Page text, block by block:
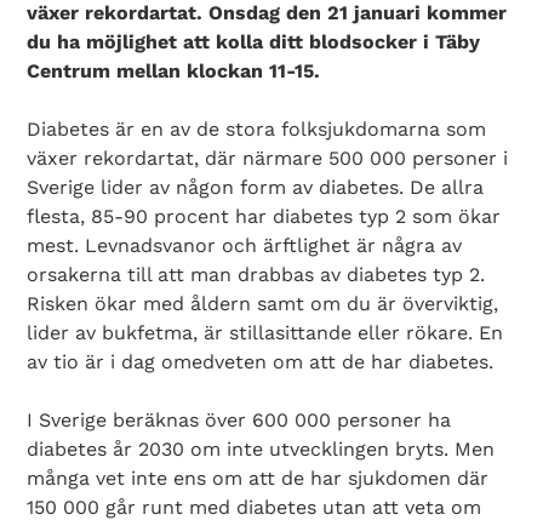
Search Diabetes Wellness Sverige
växer rekordartat. Onsdag den 21 januari kommer
du ha möjlighet att kolla ditt blodsocker i Täby
Centrum mellan klockan 11-15.
Diabetes är en av de stora folksjukdomarna som
växer rekordartat, där närmare 500 000 personer i
Sverige lider av någon form av diabetes. De allra
flesta, 85-90 procent har diabetes typ 2 som ökar
mest. Levnadsvanor och ärftlighet är några av
orsakerna till att man drabbas av diabetes typ 2.
Risken ökar med åldern samt om du är överviktig,
lider av bukfetma, är stillasittande eller rökare. En
av tio är i dag omedveten om att de har diabetes.
I Sverige beräknas över 600 000 personer ha
diabetes år 2030 om inte utvecklingen bryts. Men
många vet inte ens om att de har sjukdomen där
150 000 går runt med diabetes utan att veta om